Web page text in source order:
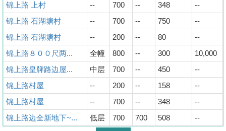
锦上路 上村
-- 700 -- 348
--
锦上路 石湖塘村
-- 700 -- 750
--
锦上路 石湖塘村
-- 200 -- 80
--
锦上路８００尺两...
全幢 800 -- 300
10,000
锦上路皇牌路边屋...
中层 700 -- 450
--
锦上路村屋
-- 200 -- 158
--
锦上路村屋
-- 700 -- 348
--
锦上路边全新地下~...
低层 700 700 508 --